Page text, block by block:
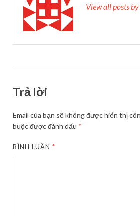
View all posts
Trả lời
Email của bạn sẽ không được hiển thị
buộc được đánh dấu *
BÌNH LUẬN*